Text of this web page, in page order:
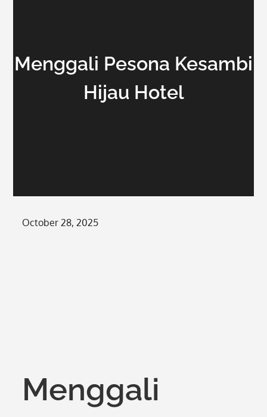
Menggali Pesona Kesambi
Hijau Hotel
Posted
October 28, 2025
Menggali